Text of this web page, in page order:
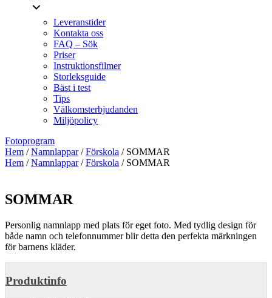
Leveranstider
Kontakta oss
FAQ – Sök
Priser
Instruktionsfilmer
Storleksguide
Bäst i test
Tips
Välkomsterbjudanden
Miljöpolicy
Fotoprogram
Hem /Namnlappar/Förskola / SOMMAR
Hem /Namnlappar/Förskola / SOMMAR
SOMMAR
Personlig namnlapp med plats för eget foto. Med tydlig design för
både namn och telefonnummer blir detta den perfekta märkningen
för barnens kläder.
Produktinfo